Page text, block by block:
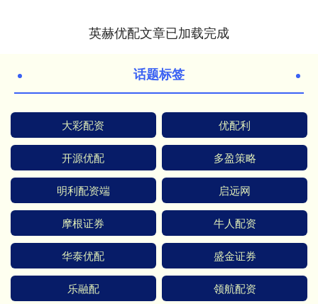
英赫优配文章已加载完成
话题标签
大彩配资 优配利
开源优配 多盈策略
明利配资端 启远网
摩根证券 牛人配资
华泰优配 盛金证券
乐融配 领航配资